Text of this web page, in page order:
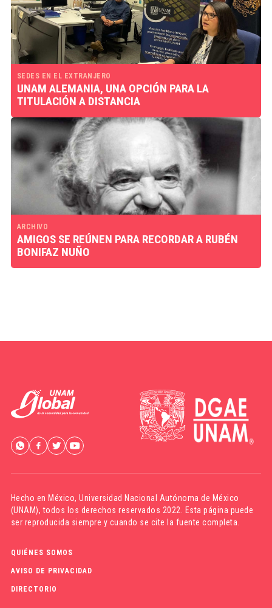
SEDES EN EL EXTRANJERO
UNAM ALEMANIA, UNA OPCIÓN PARA LA
TITULACIÓN A DISTANCIA
ARCHIVO
AMIGOS SE REÚNEN PARA RECORDAR A RUBÉN
BONIFAZ NUÑO
Hecho en México,Universidad Nacional Autónoma de México
(UNAM), todos los derechos reservados 2022. Esta página puede
ser reproducida siempre y cuando se cite la fuente completa.
QUIÉNES SOMOS
AVISO DE PRIVACIDAD
DIRECTORIO